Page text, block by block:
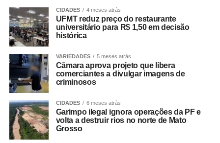
CIDADES 4 meses atrás
UFMT reduz preço do restaurante
universitário para R$ 1,50 em decisão
histórica
VARIEDADES 5 meses atrás
Câmara aprova projeto que libera
comerciantes a divulgar imagens de
criminosos
CIDADES 6 meses atrás
Garimpo ilegal ignora operações da PF e
volta a destruir rios no norte de Mato
Grosso